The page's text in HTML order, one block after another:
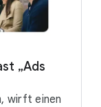
„Ads
wirft einen